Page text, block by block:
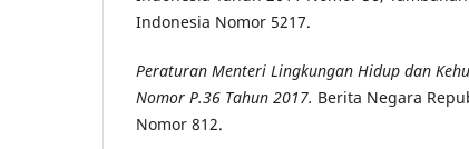
Indonesia Nomor 5217.
Peraturan Menteri Lingkungan Hidup dan
Nomor P.36 Tahun 2017. Berita Negara
Nomor 812.